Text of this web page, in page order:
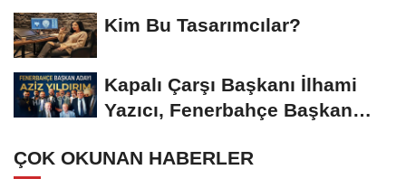
Kim Bu Tasarımcılar?
Kapalı Çarşı Başkanı İlhami
Yazıcı, Fenerbahçe Başkan
ÇOK OKUNAN HABERLER